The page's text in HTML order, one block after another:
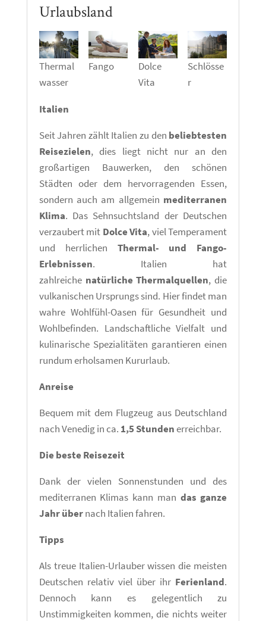
Urlaubsland
Thermal
wasser
Fango
Dolce
Vita
Schlösse
r
Italien
Seit Jahren zählt Italien zu den beliebtesten
Reisezielen, dies liegt nicht nur an den
großartigen Bauwerken, den schönen
Städten oder dem hervorragenden Essen,
sondern auch am allgemein mediterranen
Klima. Das Sehnsuchtsland der Deutschen
verzaubert mit Dolce Vita, viel Temperament
und herrlichen
Thermal- und Fango-
Erlebnissen. Italien hat
zahlreiche natürliche Thermalquellen, die
vulkanischen Ursprungs sind. Hier findet man
wahre Wohlfühl-Oasen für Gesundheit und
Wohlbefinden. Landschaftliche Vielfalt und
kulinarische Spezialitäten garantieren einen
rundum erholsamen Kururlaub.
Anreise
Bequem mit dem Flugzeug aus Deutschland
nach Venedig in ca. 1,5 Stundenerreichbar.
Die beste Reisezeit
Dank der vielen Sonnenstunden und des
mediterranen Klimas kann man das ganze
Jahr übernach Italien fahren.
Tipps
Als treue Italien-Urlauber wissen die meisten
Deutschen relativ viel über ihr Ferienland.
Dennoch kann es gelegentlich zu
Unstimmigkeiten kommen, die nichts weiter